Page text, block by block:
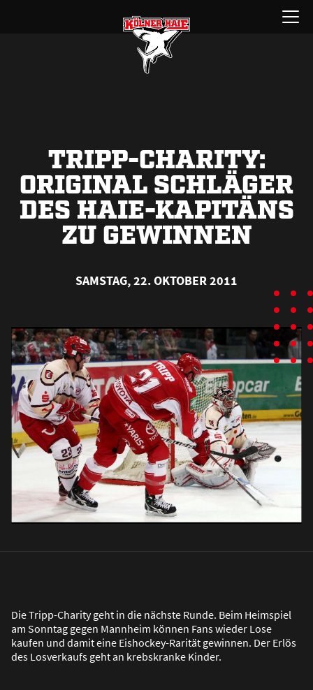
Menü
öffnen
TRIPP-CHARITY:
ORIGINAL SCHLÄGER
DES HAIE-KAPITÄNS
ZU GEWINNEN
SAMSTAG, 22. OKTOBER 2011
Die Tripp-Charity geht in die nächste Runde. Beim Heimspiel
am Sonntag gegen Mannheim können Fans wieder Lose
kaufen und damit eine Eishockey-Rarität gewinnen. Der Erlös
des Losverkaufs geht an krebskranke Kinder.